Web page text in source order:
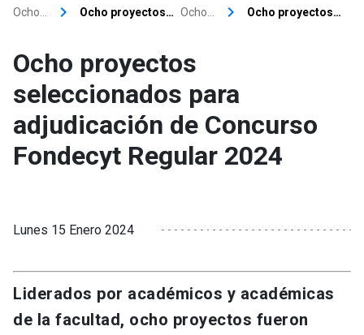
Ocho… keyboard_arrow_right Ocho proyectos… Ocho… keyboard_arrow_right Ocho proyectos…
Ocho proyectos
seleccionados para
adjudicación de Concurso
Fondecyt Regular 2024
Lunes 15 Enero 2024
Liderados por académicos y académicas
de la facultad, ocho proyectos fueron